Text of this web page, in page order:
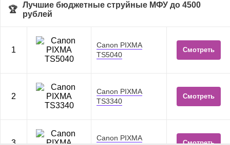
Лучшие бюджетные струйные МФУ до 4500
рублей
1
Canon PIXMA
TS5040
Смотреть
2
Canon PIXMA
TS3340
Смотреть
3
Canon PIXMA
Смотреть